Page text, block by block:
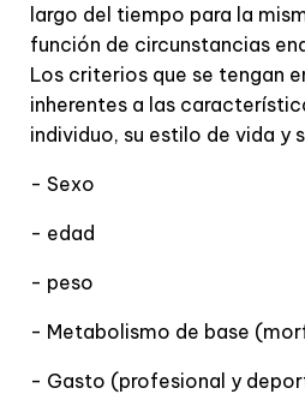
largo del tiempo para la
función de circunstancias
Los criterios que se tengan
inherentes a las
individuo, su estilo de vida y
- Sexo
- edad
- peso
- Metabolismo de base
- Gasto (profesional y